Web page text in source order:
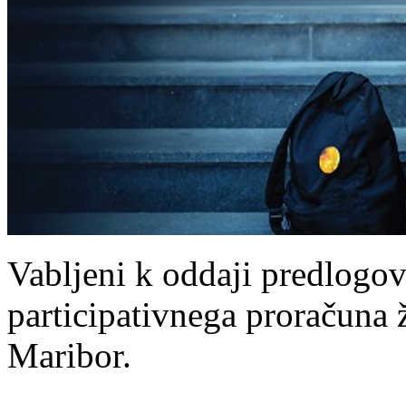
Vabljeni k oddaji
participativnega
Maribor.